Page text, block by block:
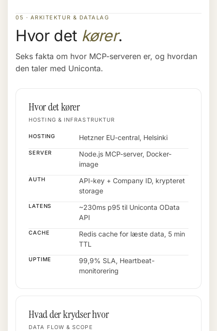
05 · ARKITEKTUR & DATALAG
Hvor det kører.
Seks fakta om hvor MCP-serveren er, og hvordan
den taler med Uniconta.
Hvor det kører
HOSTING & INFRASTRUKTUR
HOSTING Hetzner EU-central, Helsinki
SERVER
Node.js MCP-server, Docker-
image
AUTH
API-key + Company ID, krypteret
storage
LATENS
~230ms p95 til Uniconta OData
API
CACHE
Redis cache for læste data, 5 min
TTL
UPTIME
99,9% SLA, Heartbeat-
monitorering
Hvad der krydser hvor
DATA FLOW & SCOPE